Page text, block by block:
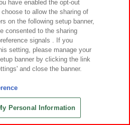
パンダ ハローキティ ハイビスカス
have enabled the opt-out
to allow the sharing of
on the following setup banner,
consented to the sharing
signals . If you
setting, please manage your
banner by clicking the link
and close the banner.
Personal Information